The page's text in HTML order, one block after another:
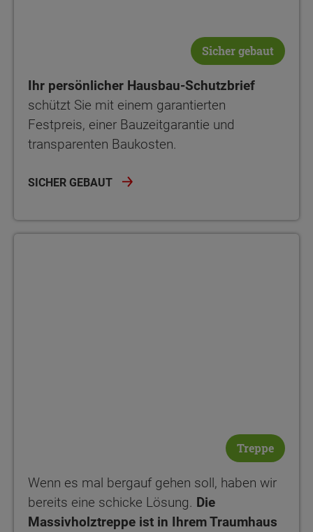
Sicher gebaut
Ihr persönlicher Hausbau-Schutzbrief
schützt Sie mit einem garantierten
Festpreis, einer Bauzeitgarantie und
transparenten Baukosten.
SICHER GEBAUT
Treppe
Wenn es mal bergauf gehen soll, haben wir
bereits eine schicke Lösung. Die
Massivholztreppe ist in Ihrem Traumhaus